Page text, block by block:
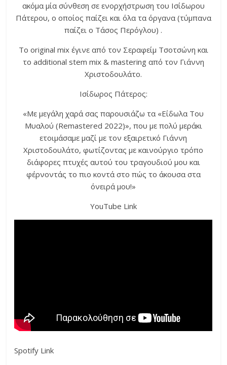
ακόμα μία σύνθεση σε ενορχήστρωση του Ισίδωρου
Πάτερου, ο οποίος παίζει και όλα τα όργανα (τύμπανα
παίζει ο Τάσος Περόγλου) .
Το original mix έγινε από τον Σεραφείμ Τσοτσώνη και
το additional stem mix & mastering από τον Γιάννη
Χριστοδουλάτο.
Ισίδωρος Πάτερος:
«Με μεγάλη χαρά σας παρουσιάζω τα «Είδωλα Του
Μυαλού (Remastered 2022)», που με πολύ μεράκι
ετοιμάσαμε μαζί με τον εξαιρετικό Γιάννη
Χριστοδουλάτο, φωτίζοντας με καινούργιο τρόπο
διάφορες πτυχές αυτού του τραγουδιού μου και
φέρνοντάς το πιο κοντά στο πώς το άκουσα στα
όνειρά μου!»
YouTube Link
Spotify Link